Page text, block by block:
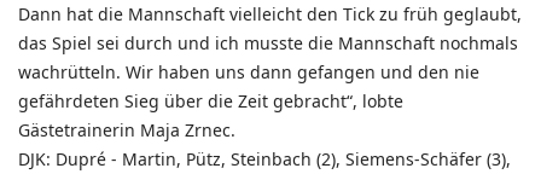
Dann hat die Mannschaft vielleicht den Tick zu früh geglaubt,
das Spiel sei durch und ich musste die Mannschaft nochmals
wachrütteln. Wir haben uns dann gefangen und den nie
gefährdeten Sieg über die Zeit gebracht“, lobte
Gästetrainerin Maja Zrnec.
DJK: Dupré - Martin, Pütz, Steinbach (2), Siemens-Schäfer (3),